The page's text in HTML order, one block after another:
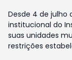
Desde 4 de julho
institucional do
suas unidades
restrições